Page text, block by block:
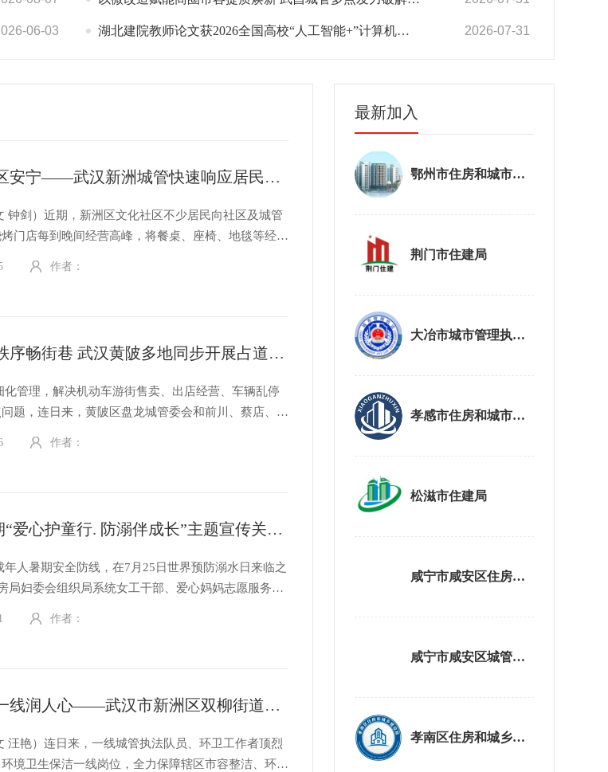
06-03 湖北建院教师论文获2026全国高校“人工智能+”计算机教育大会优秀论文一等奖 2026-07-31
整治占道经营 守护社区安宁——武汉新洲城管快速响应居民诉求开展专项整治
钟剑）近期，新洲区文化社区不少居民向社区及城管
门店每到晚间经营高峰，将餐桌、座椅、地毯等经营
作者：
全域联动清占道 规范秩序畅街巷 武汉黄陂多地同步开展占道乱象专项整治
管理，解决机动车游街售卖、出店经营、车辆乱停
题，连日来，黄陂区盘龙城管委会和前川、蔡店、祁
作者：
鄂州市住房局开展暑期“爱心护童行. 防溺伴成长”主题宣传关爱活动
人暑期安全防线，在7月25日世界预防溺水日来临之
局妇委会组织局系统女工干部、爱心妈妈志愿服务队
作者：
炎炎夏日送清凉 心系一线润人心——武汉市新洲区双柳街道慰问高温下城市守护者
汪艳）连日来，一线城管执法队员、环卫工作者顶烈
境卫生保洁一线岗位，全力保障辖区市容整洁、环境
最新加入
鄂州市住房和城市更新局
荆门市住建局
大冶市城市管理执法局
孝感市住房和城市更新局
松滋市住建局
咸宁市咸安区住房和城乡建设局
咸宁市咸安区城管执法局
孝南区住房和城乡建设局